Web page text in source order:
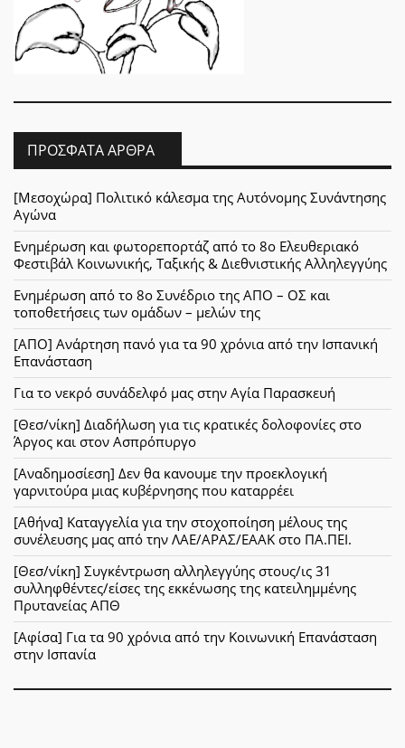
ΠΡΌΣΦΑΤΑ ΆΡΘΡΑ
[Μεσοχώρα] Πολιτικό κάλεσμα της Αυτόνομης Συνάντησης
Αγώνα
Ενημέρωση και φωτορεπορτάζ από το 8ο Ελευθεριακό
Φεστιβάλ Κοινωνικής, Ταξικής & Διεθνιστικής Αλληλεγγύης
Ενημέρωση από το 8ο Συνέδριο της ΑΠΟ – ΟΣ και
τοποθετήσεις των ομάδων – μελών της
[ΑΠΟ] Ανάρτηση πανό για τα 90 χρόνια από την Ισπανική
Επανάσταση
Για το νεκρό συνάδελφό μας στην Αγία Παρασκευή
[Θεσ/νίκη] Διαδήλωση για τις κρατικές δολοφονίες στο
Άργος και στον Ασπρόπυργο
[Αναδημοσίεση] Δεν θα κανουμε την προεκλογική
γαρνιτούρα μιας κυβέρνησης που καταρρέει
[Αθήνα] Καταγγελία για την στοχοποίηση μέλους της
συνέλευσης μας από την ΛΑΕ/ΑΡΑΣ/ΕΑΑΚ στο ΠΑ.ΠΕΙ.
[Θεσ/νίκη] Συγκέντρωση αλληλεγγύης στους/ις 31
συλληφθέντες/είσες της εκκένωσης της κατειλημμένης
Πρυτανείας ΑΠΘ
[Αφίσα] Για τα 90 χρόνια από την Κοινωνική Επανάσταση
στην Ισπανία